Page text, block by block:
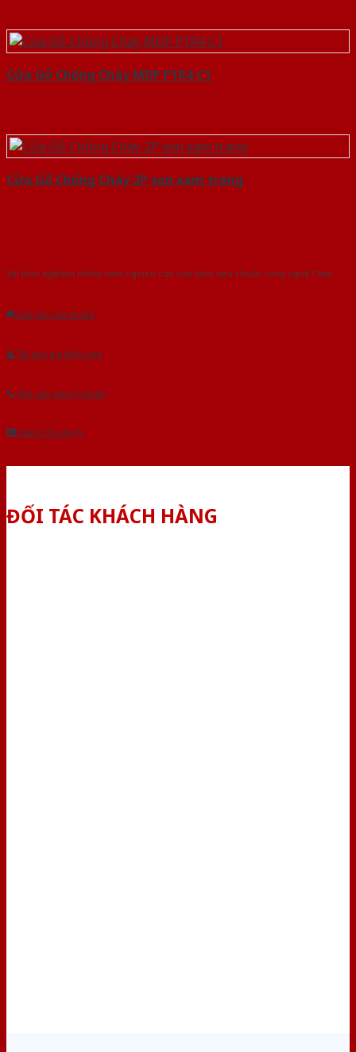
Cửa Gỗ Chống Cháy MDF P1R4 C1
Cửa Gỗ Chống Cháy 2P son xam trang
Với kinh nghiệm nhiêu năm nghiên cứu cửa theo tiêu chuẩn công nghệ Châu
Gửi yêu cầu tư vấn
Tải báo giá tổng hợp
Yêu cầu gọi lại (3 phút)
Dành cho đại lý
ĐỐI TÁC KHÁCH HÀNG